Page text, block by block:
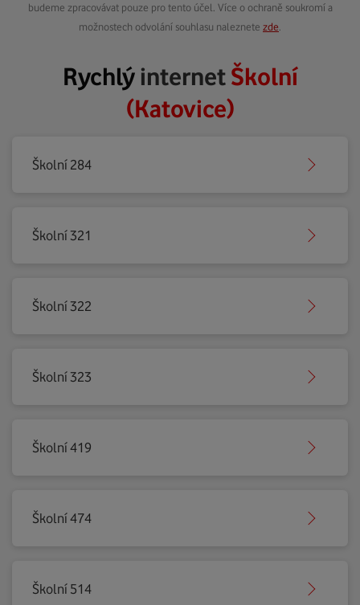
budeme zpracovávat pouze pro tento účel. Více o ochraně soukromí a
možnostech odvolání souhlasu naleznete zde
RychlýinternetŠkolní
(Katovice)
Školní 284
Školní 321
Školní 322
Školní 323
Školní 419
Školní 474
Školní 514